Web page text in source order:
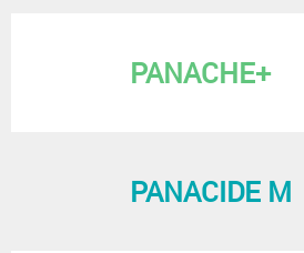
PANACHE+
PANACIDE M